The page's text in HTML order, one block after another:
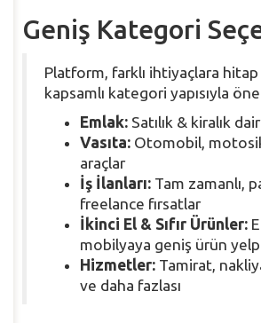
Geniş Kategori
Platform, farklı ihtiyaçlara
kapsamlı kategori yapısıyla öne
Emlak: Satılık & kiralık
Vasıta: Otomobil,
araçlar
İş İlanları: Tam zamanlı,
freelance fırsatlar
İkinci El & Sıfır Ürünler:
mobilyaya geniş ürün
Hizmetler: Tamirat,
ve daha fazlası